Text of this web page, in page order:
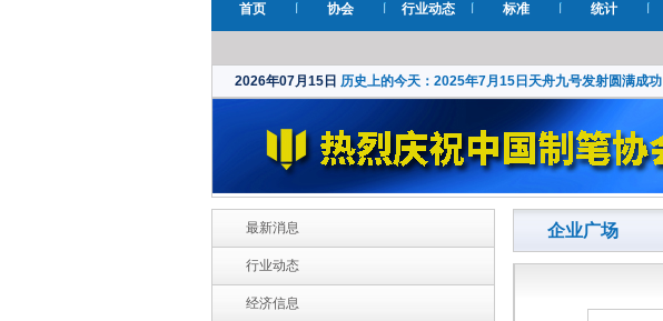
首页 协会 行业动态 标准 统计
2026年07月15日 历史上的今天：2025年7月15日天舟九号发射圆满成功
最新消息
行业动态
经济信息
企业广场